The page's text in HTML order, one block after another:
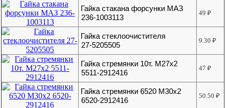
Гайка стакана форсунки МАЗ
236-1003113
49₽
Гайка стеклоочистителя
27-5205505
9.30₽
Гайка стремянки 10т. М27х2
5511-2912416
47₽
Гайка стремянки 6520 М30х2
6520-2912416
50.50₽